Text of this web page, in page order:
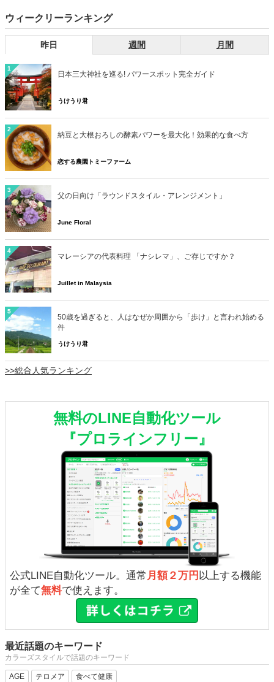
ウィークリーランキング
昨日 週間 月間
1
日本三大神社を巡る! パワースポット完全ガイド
うけうり君
2
納豆と大根おろしの酵素パワーを最大化！効果的な食べ方
恋する農園トミーファーム
3
父の日向け「ラウンドスタイル・アレンジメント」
June Floral
4
マレーシアの代表料理 「ナシレマ」、ご存じですか？
Juillet in Malaysia
5
50歳を過ぎると、人はなぜか周囲から「歩け」と言われ始める
件
うけうり君
>>総合人気ランキング
無料のLINE自動化ツール
『プロラインフリー』
公式LINE自動化ツール。通常 月額２万円 以上する機能
が全て無料で使えます。
最近話題のキーワード
カラーズスタイルで話題のキーワード
AGE テロメア 食べて健康